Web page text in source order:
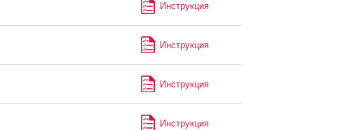
Инструкция
Инструкция
Инструкция
Инструкция